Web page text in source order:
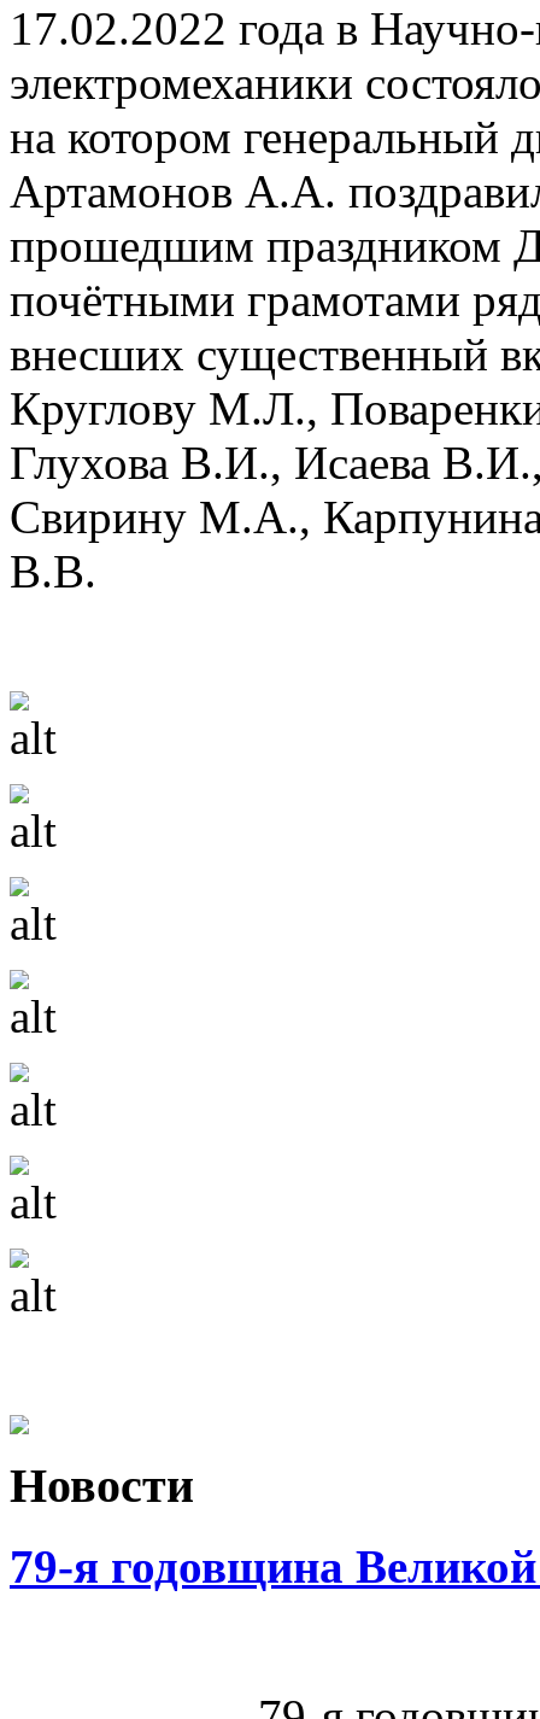
17.02.2022 года в
электромеханики
на котором
Артамонов А.А.
прошедшим праздником
почётными грамотами
внесших существенный
Круглову М.Л.,
Глухова В.И., Исаева
Свирину М.А.,
В.В.
Новости
79-я годовщина